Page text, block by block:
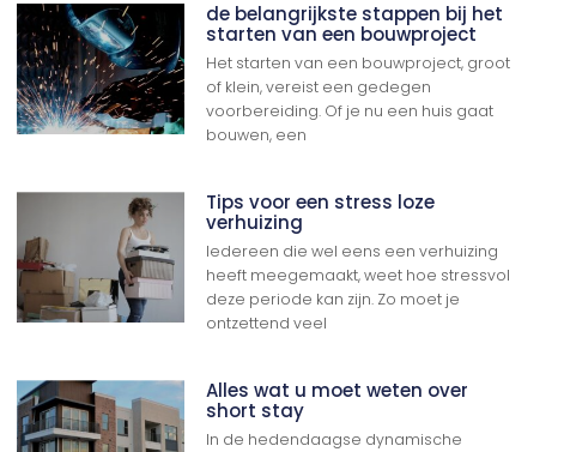
de belangrijkste stappen bij het
starten van een bouwproject
Het starten van een bouwproject, groot
of klein, vereist een gedegen
voorbereiding. Of je nu een huis gaat
bouwen, een
Tips voor een stress loze
verhuizing
Iedereen die wel eens een verhuizing
heeft meegemaakt, weet hoe stressvol
deze periode kan zijn. Zo moet je
ontzettend veel
Alles wat u moet weten over
short stay
In de hedendaagse dynamische